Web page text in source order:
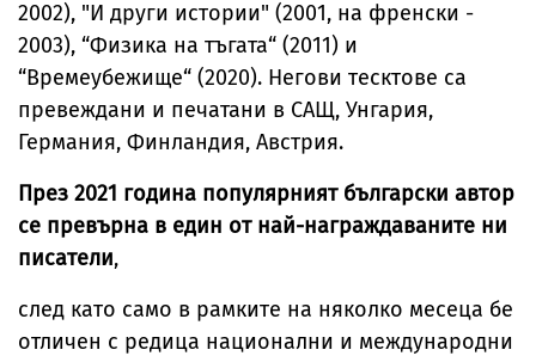
2002), "И други истории" (2001, на френски -
2003), “Физика на тъгата“ (2011) и
“Времеубежище“ (2020). Негови тесктове са
превеждани и печатани в САЩ, Унгария,
Германия, Финландия, Австрия.
През 2021 година популярният български автор
се превърна в един от най-награждаваните ни
писатели,
след като само в рамките на няколко месеца бе
отличен с редица национални и международни